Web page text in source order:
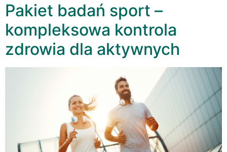
Pakiet badań sport –
kompleksowa kontrola
zdrowia dla aktywnych